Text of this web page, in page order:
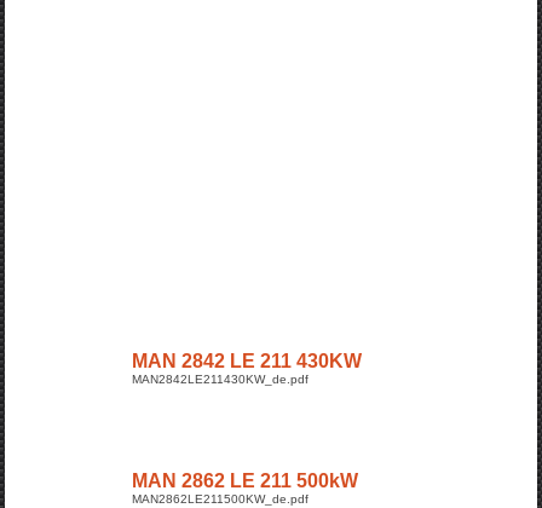
MAN 2842 LE 211 430KW
MAN2842LE211430KW_de.pdf
MAN 2862 LE 211 500kW
MAN2862LE211500KW_de.pdf